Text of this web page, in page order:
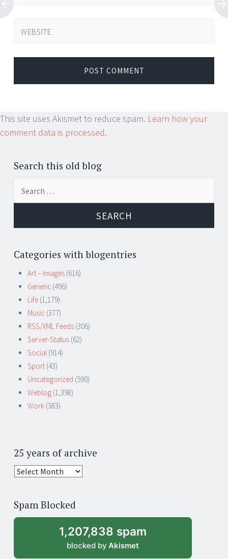
WEBSITE
This site uses Akismet to reduce spam. Learn how your
comment data is processed.
Search this old blog
Categories with blogentries
Art – Images (616)
Generic (496)
Life (1,179)
Music (377)
RSS/XML Feeds (306)
Server-Status (62)
Social (914)
Sport (43)
Uncategorized (590)
Weblog (1,398)
Work (383)
25 years of archive
25
archive
Spam Blocked
1,207,838 spam
blocked by Akismet